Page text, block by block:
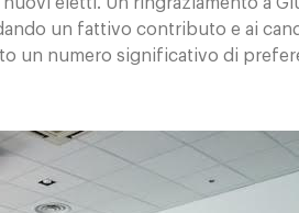
un fattivo contributo e ai
un numero significativo di